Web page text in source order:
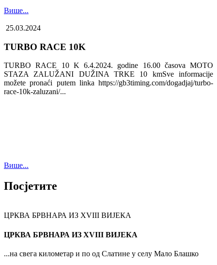
Више...
25.03.2024
TURBO RACE 10K
TURBO RACE 10 K 6.4.2024. godine 16.00 časova MOTO
STAZA ZALUŽANI DUŽINA TRKE 10 kmSve informacije
možete pronaći putem linka https://gb3timing.com/dogadjaj/turbo-
race-10k-zaluzani/...
Више...
Посјетите
ЦРКВА БРВНАРА ИЗ XVIII ВИЈЕКА
ЦРКВА БРВНАРА ИЗ XVIII ВИЈЕКА
...на свега километар и по од Слатине у селу Мало Блашко